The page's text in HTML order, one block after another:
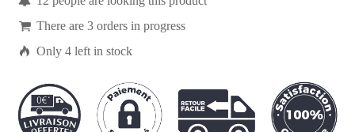
 There are3 orders in progress
 Only4 left in stock